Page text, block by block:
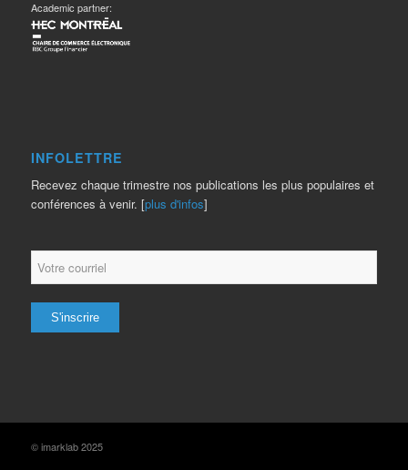
Academic partner:
INFOLETTRE
Recevez chaque trimestre nos publications les plus populaires et
conférences à venir. [plus d'infos]
© imarklab 2025